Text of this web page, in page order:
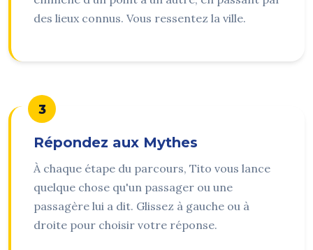
des lieux connus. Vous ressentez la ville.
3
Répondez aux Mythes
À chaque étape du parcours, Tito vous lance
quelque chose qu'un passager ou une
passagère lui a dit. Glissez à gauche ou à
droite pour choisir votre réponse.